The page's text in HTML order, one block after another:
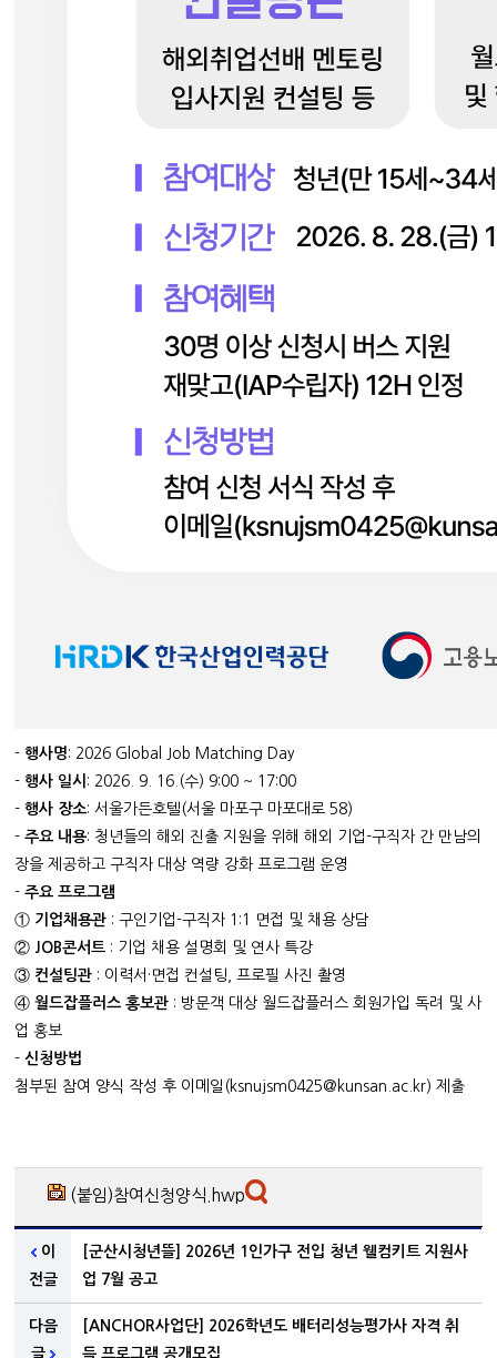
-행사명: 2026 Global Job Matching Day
-행사 일시 : 2026. 9. 16.(수) 9:00 ~ 17:00
-행사 장소: 서울가든호텔(서울 마포구 마포대로 58)
-주요 내용: 청년들의 해외 진출 지원을 위해 해외 기업-구직자 간 만남의
장을 제공하고 구직자 대상 역량 강화 프로그램 운영
-주요 프로그램
① 기업채용관 : 구인기업-구직자 1:1 면접 및 채용 상담
② JOB콘서트 : 기업 채용 설명회 및 연사 특강
③ 컨설팅관 : 이력서·면접 컨설팅, 프로필 사진 촬영
④월드잡플러스 홍보관 : 방문객 대상 월드잡플러스 회원가입 독려 및 사
업 홍보
-신청방법
첨부된 참여 양식 작성 후 이메일(ksnujsm0425@kunsan.ac.kr) 제출
(붙임)참여신청양식.hwp
이
전글
[군산시청년뜰] 2026년 1인가구 전입 청년 웰컴키트 지원사
업 7월 공고
다음
글
[ANCHOR사업단] 2026학년도 배터리성능평가사 자격 취
득 프로그램 공개모집